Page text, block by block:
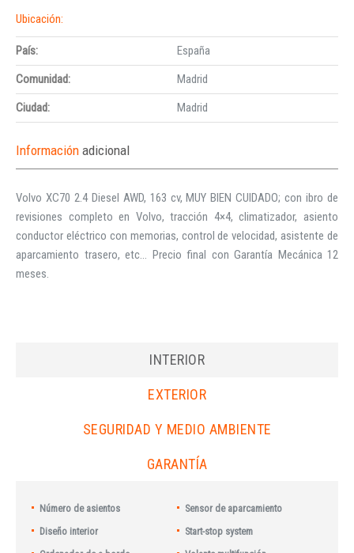
Ubicación:
País:
España
Comunidad:
Madrid
Ciudad:
Madrid
Información adicional
Volvo XC70 2.4 Diesel AWD, 163 cv, MUY BIEN CUIDADO; con ibro de
revisiones completo en Volvo, tracción 4×4, climatizador, asiento
conductor eléctrico con memorias, control de velocidad, asistente de
aparcamiento trasero, etc… Precio final con Garantía Mecánica 12
meses.
INTERIOR
EXTERIOR
SEGURIDAD Y MEDIO AMBIENTE
GARANTÍA
Número de asientos
Sensor de aparcamiento
Diseño interior
Start-stop system